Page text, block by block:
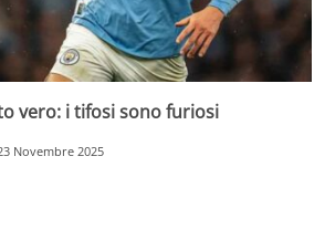
vero: i tifosi sono furiosi
Novembre 2025